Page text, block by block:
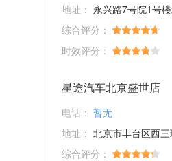
地址： 永兴路7号院1号
综合评分：
时效评分：
星途汽车北京盛世店
电话： 暂无
地址： 北京市丰台区西
综合评分：